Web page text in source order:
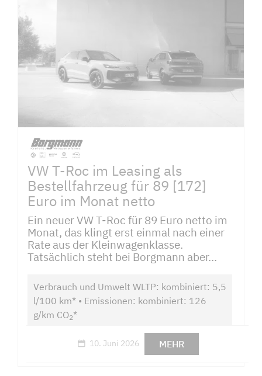
VW T-Roc im Leasing als
Bestellfahrzeug für 89 [172]
Euro im Monat netto
Ein neuer VW T-Roc für 89 Euro netto im
Monat, das klingt erst einmal nach einer
Rate aus der Kleinwagenklasse.
Tatsächlich steht bei Borgmann aber...
Verbrauch und Umwelt WLTP: kombiniert: 5,5
l/100 km* • Emissionen: kombiniert: 126
g/km CO2*
10. Juni 2026 MEHR